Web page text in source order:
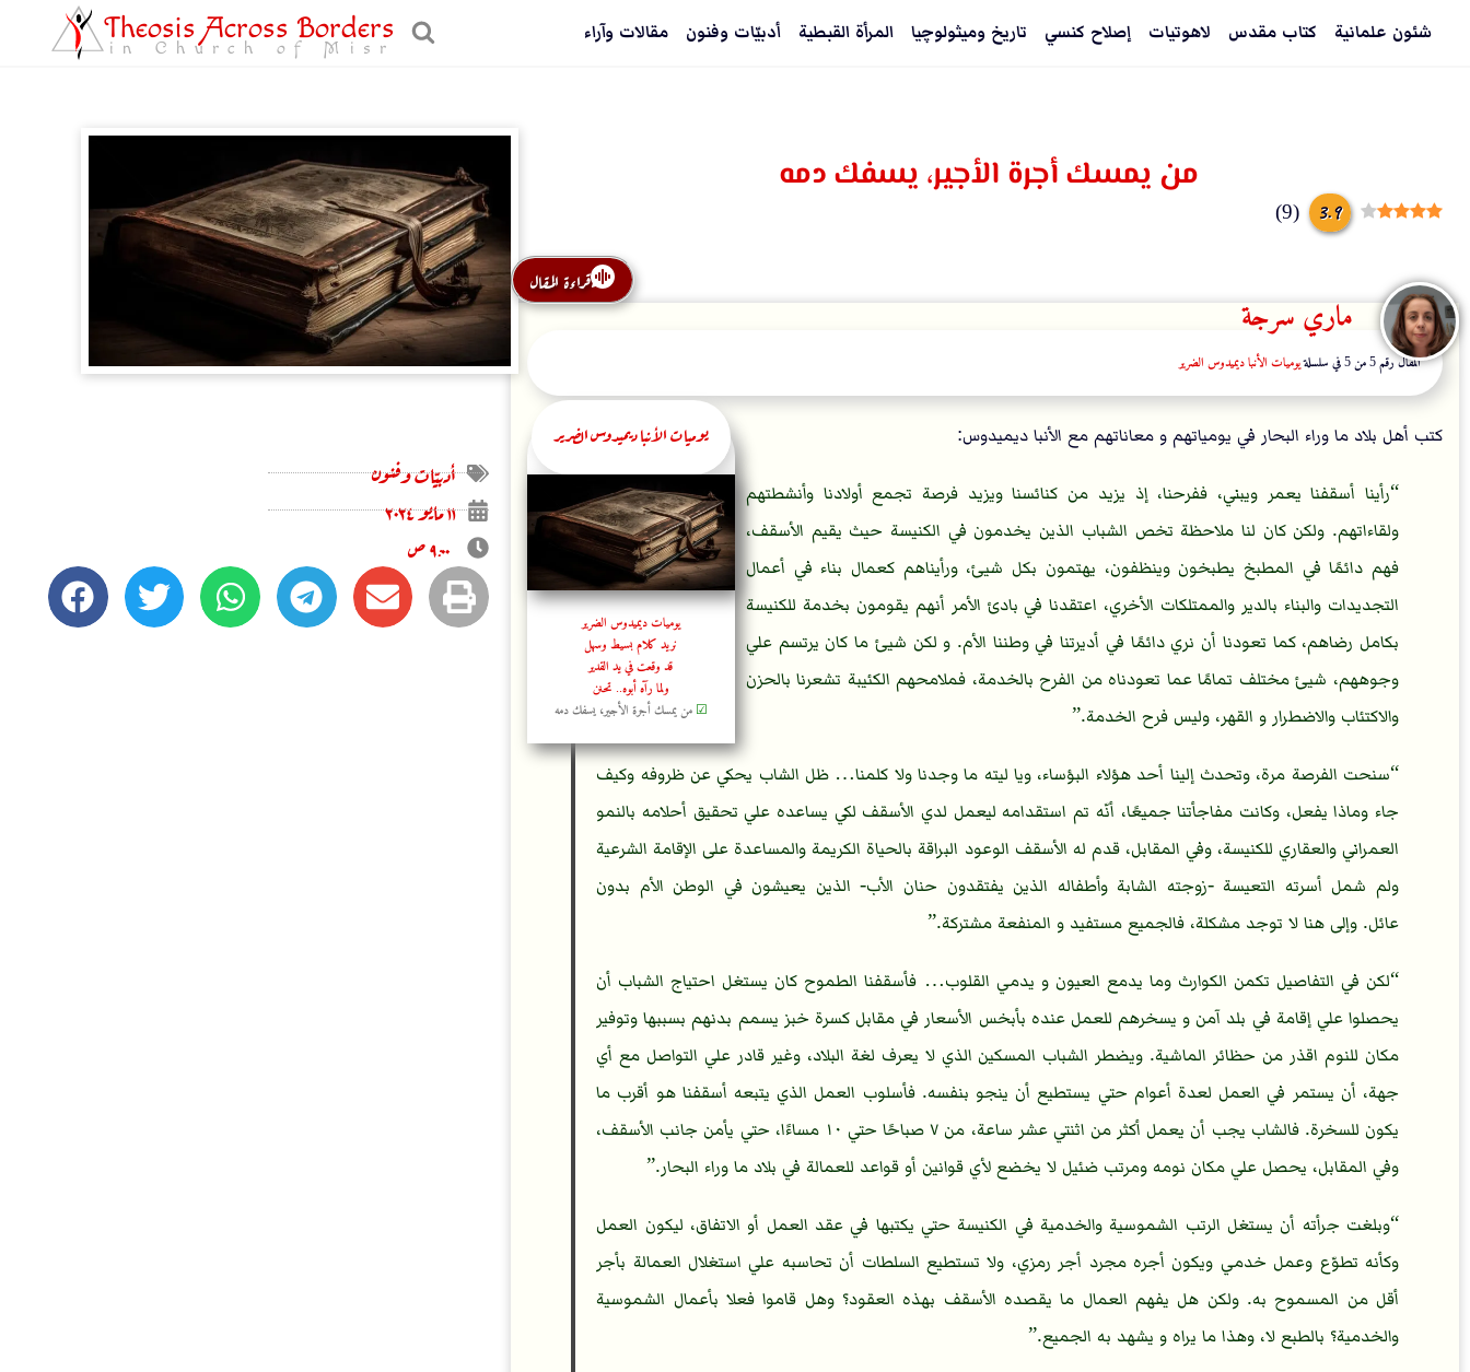
شئون علمانية كتاب مقدس لاهوتيات إصلاح كنسي تاريخ وميثولوچيا المرأة القبطية أدبيّات وفنون مقالات وآراء Theosis Across Borders
in Church of Misr
من يمسك أجرة الأجير، يسفك دمه
3.9
(
9
)
قراءة المقال
ماري سرجة
المقال رقم 5 من 5 في سلسلة يوميات الأنبا ديميدوس الضرير
يوميات الأنبا ديميدوس الضرير
يوميات ديميدوس الضرير
نريد كلام بسيط وسهل
قد وقعت في يد القدير
ولما رآه أبوه.. تحنن
☑ من يمسك أجرة الأجير، يسفك دمه
كتب أهل بلاد ما وراء البحار في يومياتهم و معاناتهم مع الأنبا ديميدوس:
رأينا أسقفنا يعمر ويبني، ففرحنا، إذ يزيد من كنائسنا ويزيد فرصة تجمع أولادنا وأنشطتهم
ولقاءاتهم. ولكن كان لنا ملاحظة تخص الشباب الذين يخدمون في الكنيسة حيث يقيم الأسقف،
فهم دائمًا في المطبخ يطبخون وينظفون، يهتمون بكل شيئ، ورأيناهم كعمال بناء في أعمال
التجديدات والبناء بالدير والممتلكات الأخري، اعتقدنا في بادئ الأمر أنهم يقومون بخدمة للكنيسة
بكامل رضاهم، كما تعودنا أن نري دائمًا في أديرتنا في وطننا الأم. و لكن شيئ ما كان يرتسم علي
وجوههم، شيئ مختلف تمامًا عما تعودناه من الفرح بالخدمة، فملامحهم الكئيبة تشعرنا بالحزن
والاكتئاب والاضطرار و القهر، وليس فرح الخدمة.
سنحت الفرصة مرة، وتحدث إلينا أحد هؤلاء البؤساء، ويا ليته ما وجدنا ولا كلمنا… ظل الشاب يحكي عن ظروفه وكيف
جاء وماذا يفعل، وكانت مفاجأتنا جميعًا، أنّه تم استقدامه ليعمل لدي الأسقف لكي يساعده علي تحقيق أحلامه بالنمو
العمراني والعقاري للكنيسة، وفي المقابل، قدم له الأسقف الوعود البراقة بالحياة الكريمة والمساعدة على الإقامة الشرعية
ولم شمل أسرته التعيسة -زوجته الشابة وأطفاله الذين يفتقدون حنان الأب- الذين يعيشون في الوطن الأم بدون
عائل. وإلى هنا لا توجد مشكلة، فالجميع مستفيد و المنفعة مشتركة.
لكن في التفاصيل تكمن الكوارث وما يدمع العيون و يدمي القلوب… فأسقفنا الطموح كان يستغل احتياج الشباب أن
يحصلوا علي إقامة في بلد آمن و يسخرهم للعمل عنده بأبخس الأسعار في مقابل كسرة خبز يسمم بدنهم بسببها وتوفير
مكان للنوم اقذر من حظائر الماشية. ويضطر الشباب المسكين الذي لا يعرف لغة البلاد، وغير قادر علي التواصل مع أي
جهة، أن يستمر في العمل لعدة أعوام حتي يستطيع أن ينجو بنفسه. فأسلوب العمل الذي يتبعه أسقفنا هو أقرب ما
يكون للسخرة. فالشاب يجب أن يعمل أكثر من اثنتي عشر ساعة، من ٧ صباحًا حتي ١٠ مساءًا، حتي يأمن جانب الأسقف،
وفي المقابل، يحصل علي مكان نومه ومرتب ضئيل لا يخضع لأي قوانين أو قواعد للعمالة في بلاد ما وراء البحار.
وبلغت جرأته أن يستغل الرتب الشموسية والخدمية في الكنيسة حتي يكتبها في عقد العمل أو الاتفاق، ليكون العمل
وكأنه تطوّع وعمل خدمي ويكون أجره مجرد أجر رمزي، ولا تستطيع السلطات أن تحاسبه علي استغلال العمالة بأجر
أقل من المسموح به. ولكن هل يفهم العمال ما يقصده الأسقف بهذه العقود؟ وهل قاموا فعلا بأعمال الشموسية
والخدمية؟ بالطبع لا، وهذا ما يراه و يشهد به الجميع.
أدبيّات وفنون
۱۱ مايو ۲۰۲٤
۹:۰۰ ص